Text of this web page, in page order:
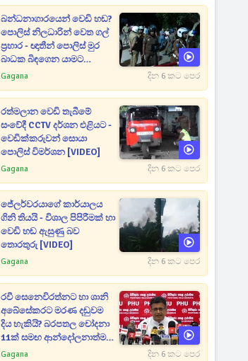
බන්ධනාගාරයෙන් වෙඩි හඬ?
පොලිස් නිලධාරින් වෙත ගල්
ප්‍රහාර - ඥාතීන් පොලිස් මුර
බාධක බිඳගෙන යාමට
උත්සාහයක [VIDEO]
Gagana දින 6 කට පෙර
රත්මලාන වෙඩි තැබීමේ
සංවේදී CCTV දර්ශන එළියට -
වෙඩික්කරුවන් සොයා
පොලිස් විමර්ශන [VIDEO]
Gagana දින 6 කට පෙර
ජේලර්වරයාගේ කාර්යාලය
ගිනි තියයි - විශාල පිපිරීමක් හා
වෙඩි හඬ ඇසුණු බව
තොරතුරු [VIDEO]
Gagana දින 6 කට පෙර
රවී සෙනෙවිරත්නට හා ශානි
අබේසේකරට මරණ දඬුවම
දිය හැකියි? බරපතල චෝදනා
11ක් සමඟ ආන්දෝලනාත්මක
ප්‍රකාශයක් [VIDEO]
Gagana දින 6 කට පෙර